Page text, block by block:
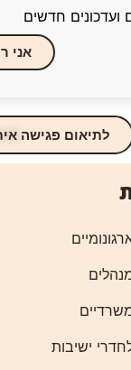
ועדכונים חדשים
אני
לתיאום פגישה
ישיבות